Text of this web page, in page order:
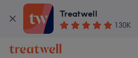
Treatwell
130K